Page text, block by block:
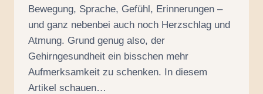
Bewegung, Sprache, Gefühl, Erinnerungen –
und ganz nebenbei auch noch Herzschlag und
Atmung. Grund genug also, der
Gehirngesundheit ein bisschen mehr
Aufmerksamkeit zu schenken. In diesem
Artikel schauen…